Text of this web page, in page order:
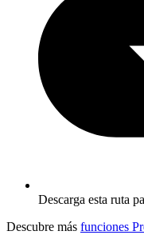
Descarga esta ruta
Descubre más funciones